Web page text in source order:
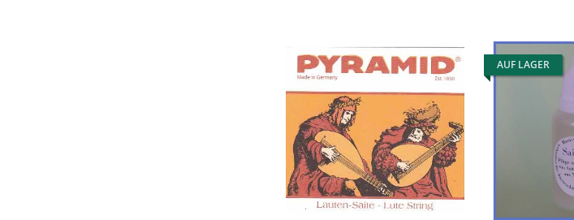
AUF LAGER